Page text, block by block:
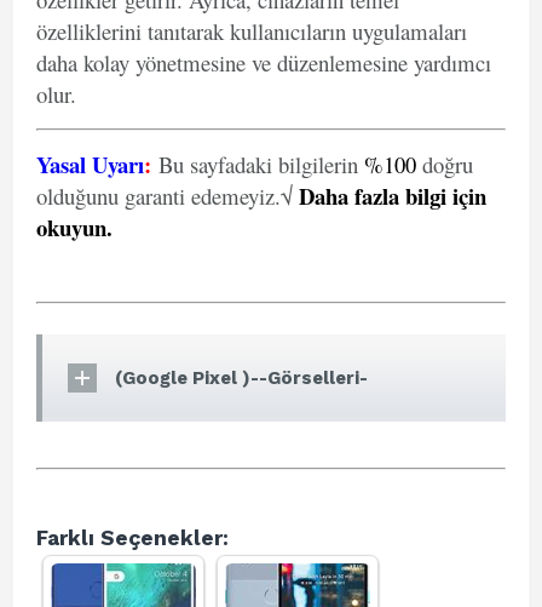
özelliklerini tanıtarak kullanıcıların uygulamaları
daha kolay yönetmesine ve düzenlemesine yardımcı
olur.
Yasal Uyarı: Bu sayfadaki bilgilerin %100 doğru
olduğunu garanti edemeyiz.√ Daha fazla bilgi için
okuyun.
(Google Pixel )--Görselleri-
Farklı Seçenekler: